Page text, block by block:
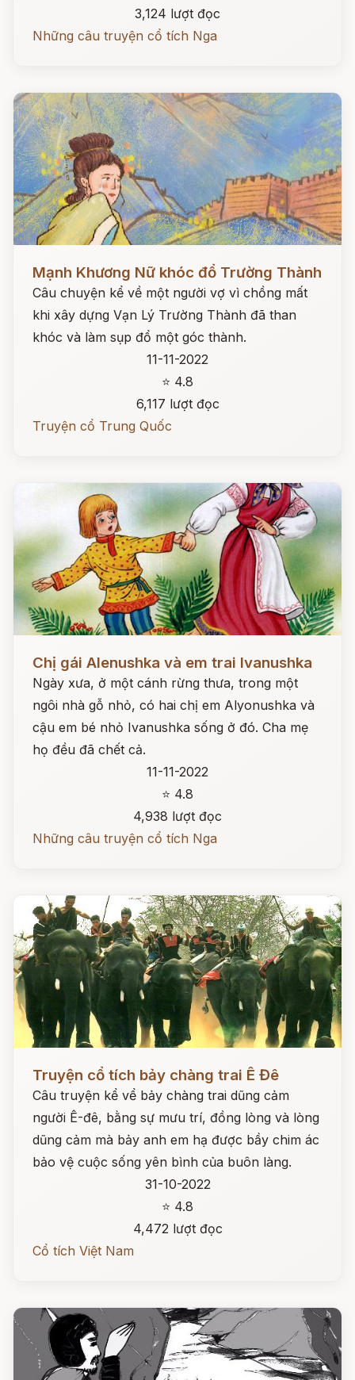
3,124 lượt đọc
Những câu truyện cổ tích Nga
Mạnh Khương Nữ khóc đổ Trường Thành
Câu chuyện kể về một người vợ vì chồng mất
khi xây dựng Vạn Lý Trường Thành đã than
khóc và làm sụp đổ một góc thành.
11-11-2022
⭐ 4.8
6,117 lượt đọc
Truyện cổ Trung Quốc
Chị gái Alenushka và em trai Ivanushka
Ngày xưa, ở một cánh rừng thưa, trong một
ngôi nhà gỗ nhỏ, có hai chị em Alyonushka và
cậu em bé nhỏ Ivanushka sống ở đó. Cha mẹ
họ đều đã chết cả.
11-11-2022
⭐ 4.8
4,938 lượt đọc
Những câu truyện cổ tích Nga
Truyện cổ tích bảy chàng trai Ê Đê
Câu truyện kể vể bảy chàng trai dũng cảm
người Ê-đê, bằng sự mưu trí, đồng lòng và lòng
dũng cảm mà bảy anh em hạ được bầy chim ác
bảo vệ cuộc sống yên bình của buôn làng.
31-10-2022
⭐ 4.8
4,472 lượt đọc
Cổ tích Việt Nam